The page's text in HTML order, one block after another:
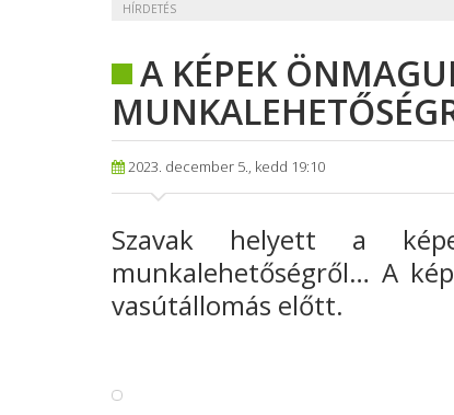
HÍRDETÉS
A KÉPEK
2023. december 5., kedd 19:10
Szavak helyett a
munkalehetőségről… A
vasútállomás előtt.